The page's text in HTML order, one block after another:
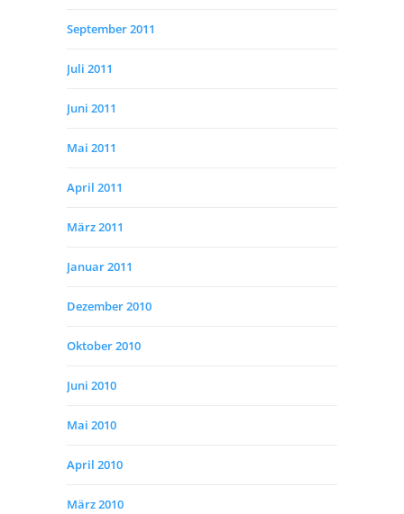
September 2011
Juli 2011
Juni 2011
Mai 2011
April 2011
März 2011
Januar 2011
Dezember 2010
Oktober 2010
Juni 2010
Mai 2010
April 2010
März 2010